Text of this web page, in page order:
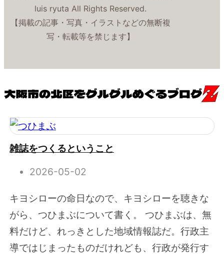
luis ryuta All Rights Reserved.
【掲載の記事・写真・イラストなどの無断複
写・転載等を禁じます】
雑誌をつくるということ
2026-05-02
キヨシローの命日なので、キヨシローを聴きな
がら、つひまぶについて書く。 つひまぶは、無
料だけど、れっきとした地域情報誌だ。行政主
導ではじまったものだけれども、行政が発行す